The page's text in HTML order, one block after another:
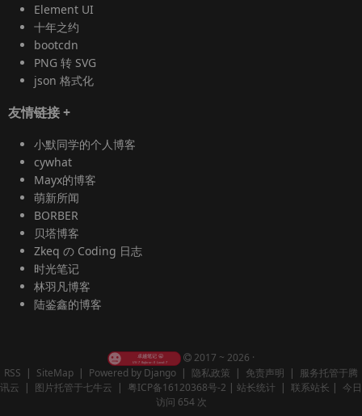
Element UI
十年之约
bootcdn
PNG 转 SVG
json 格式化
友情链接+
小默同学的个人博客
cywhat
Mayx的博客
萌新所闻
BORBER
贝塔博客
Zkeq の Coding 日志
时光笔记
林羽凡博客
陆鉴鑫的博客
2017 ~ 2026 ·
RSS | SiteMap | Powered by Django | 隐私政策 | 免责声明 | 服务托管于腾
讯云 | 图片托管于七牛云 | 粤ICP备16120368号-2 | 站长统计 | 联系站长 | 今日
访问 654 次